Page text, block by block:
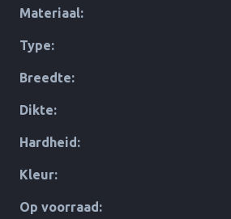
Materiaal:
Type:
Breedte:
Dikte:
Hardheid:
Kleur:
Op voorraad: